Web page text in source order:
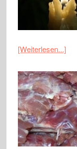
[Weiterlesen...]